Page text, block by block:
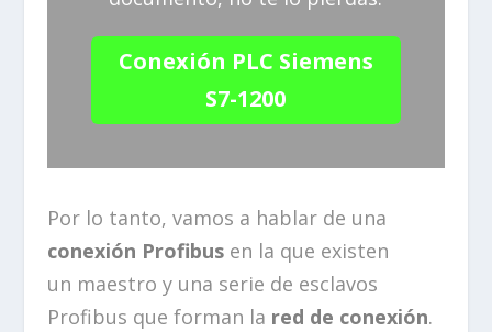
Conexión PLC Siemens
S7-1200
Por lo tanto, vamos a hablar de una
conexión Profibusen la que existen
un maestro y una serie de esclavos
Profibus que forman la red de conexión.